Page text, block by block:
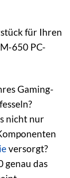
für Ihren
650 PC-
Gaming-
nicht nur
versorgt?
genau das